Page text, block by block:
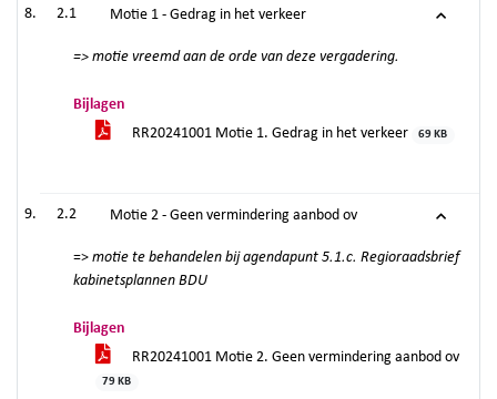
2.1 Motie 1 - Gedrag in het verkeer
=> motie vreemd aan de orde van deze vergadering.
Bijlagen
RR20241001 Motie 1. Gedrag in het verkeer
69 KB
2.2 Motie 2 - Geen vermindering aanbod ov
=> motie te behandelen bij agendapunt 5.1.c. Regioraadsbrief
kabinetsplannen BDU
Bijlagen
RR20241001 Motie 2. Geen vermindering aanbod ov
79 KB